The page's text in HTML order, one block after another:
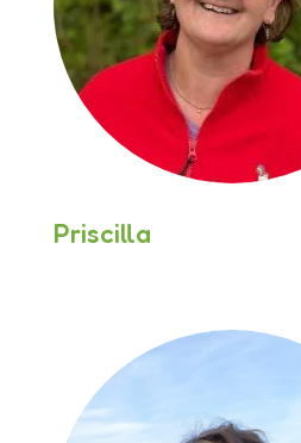
Priscilla